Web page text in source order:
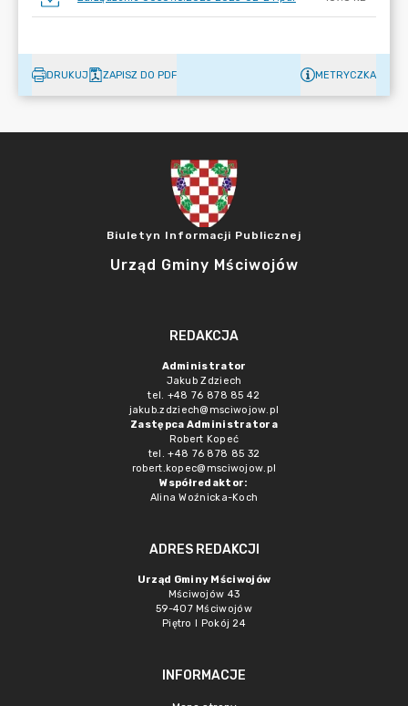
DRUKUJ ZAPISZ DO PDF METRYCZKA
Biuletyn Informacji Publicznej
Urząd Gminy Mściwojów
REDAKCJA
Administrator
Jakub Zdziech
tel. +48 76 878 85 42
jakub.zdziech@msciwojow.pl
Zastępca Administratora
Robert Kopeć
tel. +48 76 878 85 32
robert.kopec@msciwojow.pl
Współredaktor:
Alina Woźnicka-Koch
ADRES REDAKCJI
Urząd Gminy Mściwojów
Mściwojów 43
59-407 Mściwojów
Piętro I Pokój 24
INFORMACJE